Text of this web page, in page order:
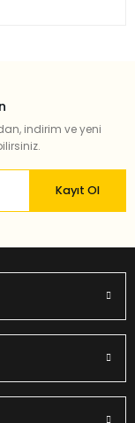
indirim ve yeni
Kayıt Ol